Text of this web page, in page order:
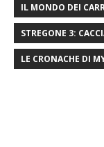
IL MONDO DEI
STREGONE 3:
LE CRONACHE DI